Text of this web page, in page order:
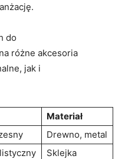
do
różne akcesoria
jak i
Materiał
Drewno, metal
Sklejka